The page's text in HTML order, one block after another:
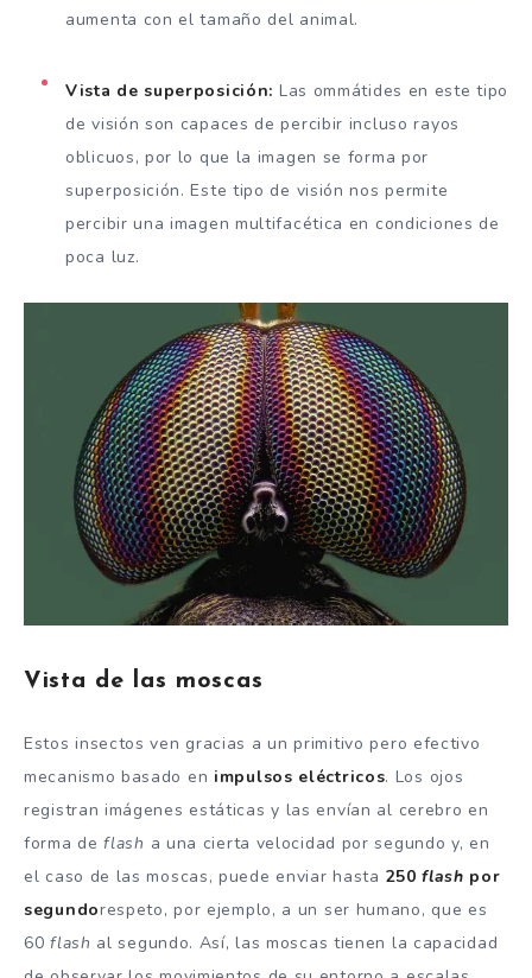
aumenta con el tamaño del animal.
Vista de superposición: Las ommátides en este tipo
de visión son capaces de percibir incluso rayos
oblicuos, por lo que la imagen se forma por
superposición. Este tipo de visión nos permite
percibir una imagen multifacética en condiciones de
poca luz.
Vista de las moscas
Estos insectos ven gracias a un primitivo pero efectivo
mecanismo basado en impulsos eléctricos. Los ojos
registran imágenes estáticas y las envían al cerebro en
forma deflash a una cierta velocidad por segundo y, en
el caso de las moscas, puede enviar hasta 250flash por
segundorespeto, por ejemplo, a un ser humano, que es
60flash al segundo. Así, las moscas tienen la capacidad